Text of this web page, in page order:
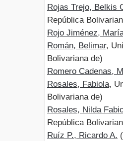
Rojas Trejo, Belkis
República
Rojo Jiménez,
Román, Belimar,
Bolivariana de)
Romero Cadenas,
Rosales, Fabiola,
Bolivariana de)
Rosales, Nilda
República
Ruíz P., Ricardo A.